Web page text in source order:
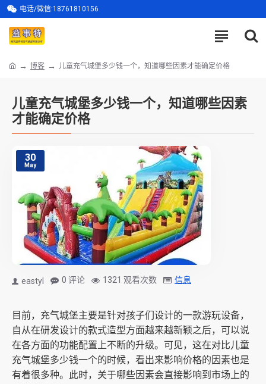
电话/微信:18761810156
博客 儿童充气城堡多少钱一个，知道哪些因素才能确定价格
儿童充气城堡多少钱一个，知道哪些因素
才能确定价格
30
May
eastyl 0 评论 1321 观看次数 信息
目前，充气城堡主要是针对孩子们设计的一款游玩设备，
自从在研发设计的款式造型方面越来越新颖之后，可以说
在各方面的功能配置上不断的升级。可见，这在对比儿童
充气城堡多少钱一个的时候，看出来影响价格的因素也是
有着很多种。此时，关于哪些因素会直接影响到市场上的